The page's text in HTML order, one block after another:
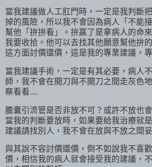
當我建議做人工肛門時，一定是我判斷
掉的風險，所以我不會因為病人「不能
幫他「拚拚看」。拚贏了是拿病人的命
我要收拾。他可以去找其他願意幫他拚
這方面討價還價，這是我的專業建議，
當我建議手術，一定是有其必要，病人
師，我不會在開刀與不開刀之間走灰色
察看看....
膽囊引流管是否非放不可？或許不放也
當我的判斷要放時，如果要給我治療就
建議請找別人，我不會在放與不放之間
與其說不容討價還價，倒不如說我不喜
價，相信我的病人就會接受我的建議，